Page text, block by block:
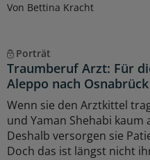
Von Bettina Kracht
Porträt
Traumberuf Arzt: Für
Aleppo nach Osnabrück
Wenn sie den Arztkittel
und Yaman Shehabi
Deshalb versorgen sie
Doch das ist längst nicht